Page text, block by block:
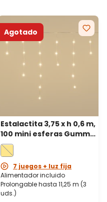
Agotado
Estalactita 3,75 x h 0,6 m,
100 mini esferas Gummy
Ø 10 mm, microled
blanco cálido, prolong.
7 juegos + luz fija
Alimentador incluido
Prolongable hasta 11,25 m (3
uds.)